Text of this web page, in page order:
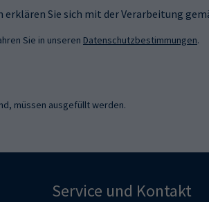
erklären Sie sich mit der Verarbeitung
Sie in unseren Datenschutzbestimmungen.
müssen ausgefüllt werden.
Service und Kontakt